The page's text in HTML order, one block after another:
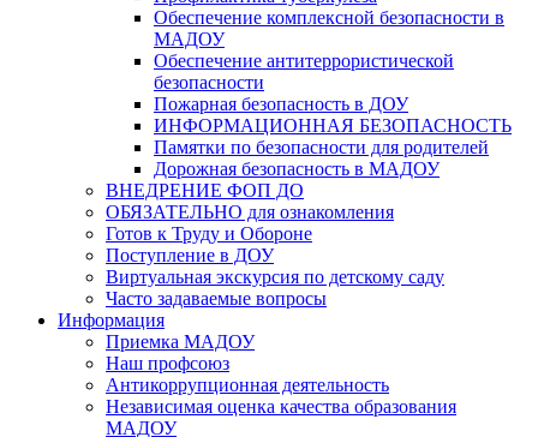
Обеспечение комплексной безопасности в
МАДОУ
Обеспечение антитеррористической
безопасности
Пожарная безопасность в ДОУ
ИНФОРМАЦИОННАЯ БЕЗОПАСНОСТЬ
Памятки по безопасности для родителей
Дорожная безопасность в МАДОУ
ВНЕДРЕНИЕ ФОП ДО
ОБЯЗАТЕЛЬНО для ознакомления
Готов к Труду и Обороне
Поступление в ДОУ
Виртуальная экскурсия по детскому саду
Часто задаваемые вопросы
Информация
Приемка МАДОУ
Наш профсоюз
Антикоррупционная деятельность
Независимая оценка качества образования
МАДОУ